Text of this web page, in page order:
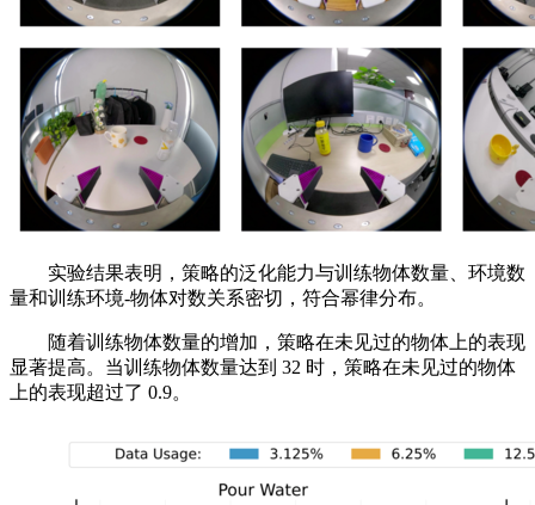
实验结果表明，策略的泛化能力与训练物体数量、环境数
量和训练环境-物体对数关系密切，符合幂律分布。
随着训练物体数量的增加，策略在未见过的物体上的表现
显著提高。当训练物体数量达到 32 时，策略在未见过的物体
上的表现超过了 0.9。